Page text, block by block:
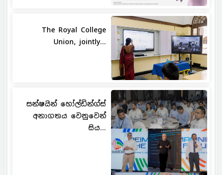
The Royal College
Union, jointly...
සන්ෂයින් හෝල්ඩින්ග්ස්
අනාගතය වෙනුවෙන්
සිය...